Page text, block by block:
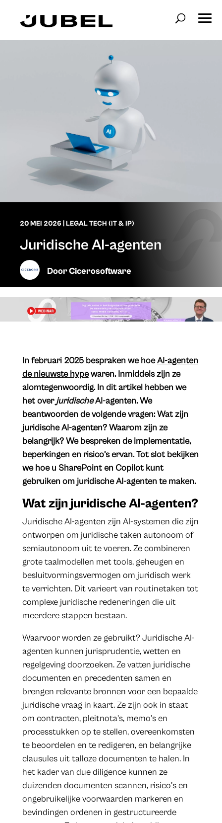
20 MEI 2026 LEGAL TECH (IT & IP)
Juridische AI-agenten
DoorCicerosoftware
​In februari 2025 bespraken we hoeAI-agenten
de nieuwste hypewaren. Inmiddels zijn ze
alomtegenwoordig. In dit artikel hebben we
het overjuridischeAI-agenten. We
beantwoorden de volgende vragen: Wat zijn
juridische AI-agenten? Waarom zijn ze
belangrijk? We bespreken de implementatie,
beperkingen en risico’s ervan. Tot slot bekijken
we hoe u SharePoint en Copilot kunt
gebruiken om juridische AI-agenten te maken.
Wat zijn juridische AI-agenten?
Juridische AI-agenten zijn AI-systemen die zijn
ontworpen om juridische taken autonoom of
semiautonoom uit te voeren. Ze combineren
grote taalmodellen met tools, geheugen en
besluitvormingsvermogen om juridisch werk
te verrichten. Dit varieert van routinetaken tot
complexe juridische redeneringen die uit
meerdere stappen bestaan.
Waarvoor worden ze gebruikt? Juridische AI-
agenten kunnen jurisprudentie, wetten en
regelgeving doorzoeken. Ze vatten juridische
documenten en precedenten samen en
brengen relevante bronnen voor een bepaalde
juridische vraag in kaart. Ze zijn ook in staat
om contracten, pleitnota’s, memo’s en
processtukken op te stellen, overeenkomsten
te beoordelen en te redigeren, en belangrijke
clausules uit talloze documenten te halen. In
het kader van due diligence kunnen ze
duizenden documenten scannen, risico's en
ongebruikelijke voorwaarden markeren en
bevindingen ordenen in gestructureerde